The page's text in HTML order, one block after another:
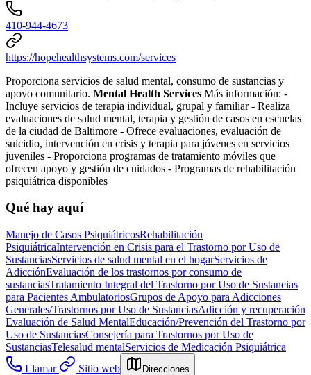
410-944-4673
https://hopehealthsystems.com/services
Proporciona servicios de salud mental, consumo de sustancias y
apoyo comunitario. Mental Health Services Más información: -
Incluye servicios de terapia individual, grupal y familiar - Realiza
evaluaciones de salud mental, terapia y gestión de casos en escuelas
de la ciudad de Baltimore - Ofrece evaluaciones, evaluación de
suicidio, intervención en crisis y terapia para jóvenes en servicios
juveniles - Proporciona programas de tratamiento móviles que
ofrecen apoyo y gestión de cuidados - Programas de rehabilitación
psiquiátrica disponibles
Qué hay aquí
Manejo de Casos PsiquiátricosRehabilitación
PsiquiátricaIntervención en Crisis para el Trastorno por Uso de
SustanciasServicios de salud mental en el hogarServicios de
AdicciónEvaluación de los trastornos por consumo de
sustanciasTratamiento Integral del Trastorno por Uso de Sustancias
para Pacientes AmbulatoriosGrupos de Apoyo para Adicciones
Generales/Trastornos por Uso de SustanciasAdicción y recuperación
Evaluación de Salud MentalEducación/Prevención del Trastorno por
Uso de SustanciasConsejería para Trastornos por Uso de
SustanciasTelesalud mentalServicios de Medicación Psiquiátrica
Llamar
Sitio web Direcciones